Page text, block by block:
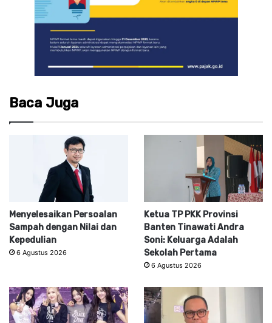
Baca Juga
Menyelesaikan Persoalan
Sampah dengan Nilai dan
Kepedulian
6 Agustus 2026
Ketua TP PKK Provinsi
Banten Tinawati Andra
Soni: Keluarga Adalah
Sekolah Pertama
6 Agustus 2026